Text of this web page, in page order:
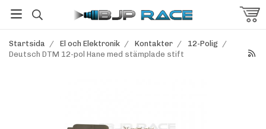
Startsida / El och Elektronik / Kontakter / 12-Polig /
Deutsch DTM 12-pol Hane med stämplade stift